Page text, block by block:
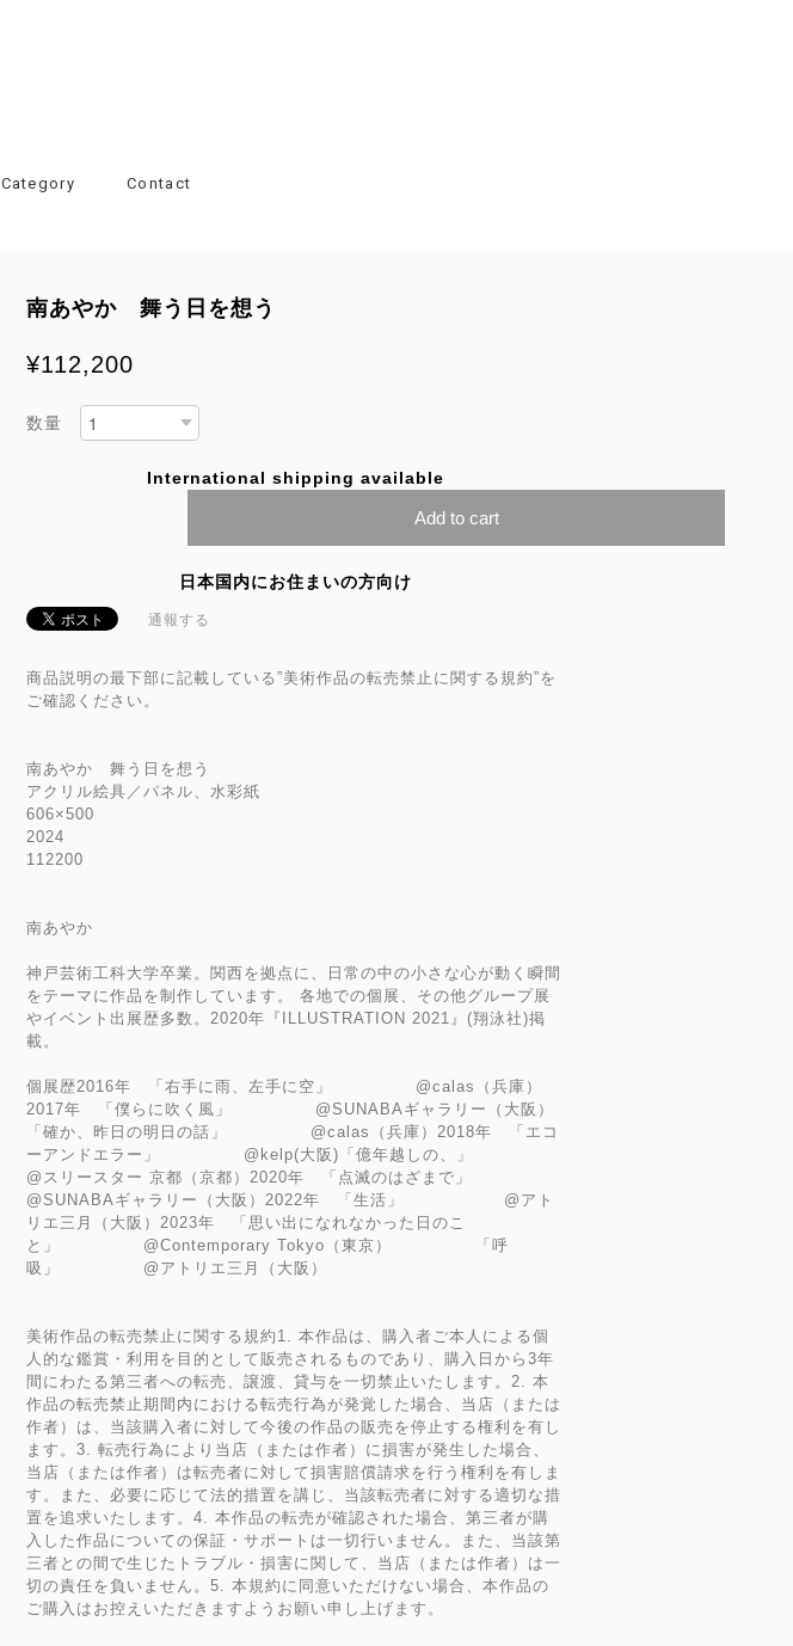
Category Contact
南あやか 舞う日を想う
¥112,200
数量
International shipping available
Add to cart
日本国内にお住まいの方向け
通報する
商品説明の最下部に記載している”美術作品の転売禁止に関する規約”を
ご確認ください。
南あやか 舞う日を想う
アクリル絵具／パネル、水彩紙
606×500
2024
112200
南あやか
神戸芸術工科大学卒業。関西を拠点に、日常の中の小さな心が動く瞬間
をテーマに作品を制作しています。 各地での個展、その他グループ展
やイベント出展歴多数。2020年『ILLUSTRATION 2021』(翔泳社)掲
載。
個展歴2016年 「右手に雨、左手に空」 @calas（兵庫）
2017年 「僕らに吹く風」 @SUNABAギャラリー（大阪）
「確か、昨日の明日の話」 @calas（兵庫）2018年 「エコ
ーアンドエラー」 @kelp(大阪)「億年越しの、」
@スリースター 京都（京都）2020年 「点滅のはざまで」
@SUNABAギャラリー（大阪）2022年 「生活」 @アト
リエ三月（大阪）2023年 「思い出になれなかった日のこ
と」 @Contemporary Tokyo（東京） 「呼
吸」 @アトリエ三月（大阪）
美術作品の転売禁止に関する規約1. 本作品は、購入者ご本人による個
人的な鑑賞・利用を目的として販売されるものであり、購入日から3年
間にわたる第三者への転売、譲渡、貸与を一切禁止いたします。2. 本
作品の転売禁止期間内における転売行為が発覚した場合、当店（または
作者）は、当該購入者に対して今後の作品の販売を停止する権利を有し
ます。3. 転売行為により当店（または作者）に損害が発生した場合、
当店（または作者）は転売者に対して損害賠償請求を行う権利を有しま
す。また、必要に応じて法的措置を講じ、当該転売者に対する適切な措
置を追求いたします。4. 本作品の転売が確認された場合、第三者が購
入した作品についての保証・サポートは一切行いません。また、当該第
三者との間で生じたトラブル・損害に関して、当店（または作者）は一
切の責任を負いません。5. 本規約に同意いただけない場合、本作品の
ご購入はお控えいただきますようお願い申し上げます。